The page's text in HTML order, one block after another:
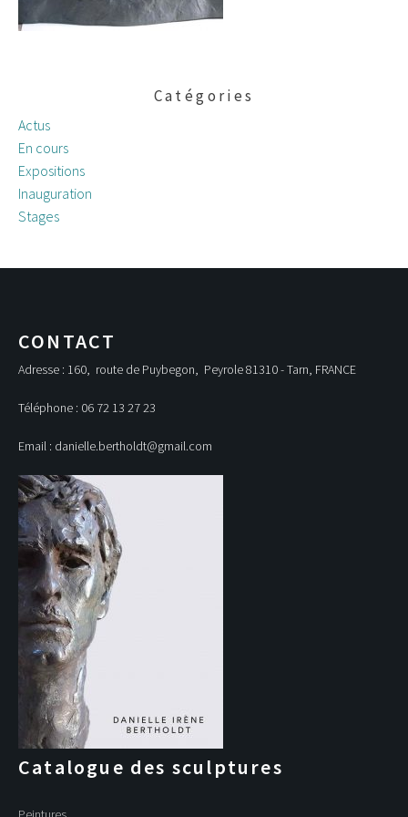
Catégories
Actus
En cours
Expositions
Inauguration
Stages
CONTACT
Adresse : 160, route de Puybegon, Peyrole 81310 - Tarn, FRANCE
Téléphone : 06 72 13 27 23
Email : danielle.bertholdt@gmail.com
Catalogue des sculptures